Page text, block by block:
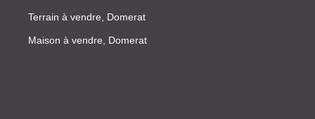
Terrain à vendre, Domerat
Maison à vendre, Domerat